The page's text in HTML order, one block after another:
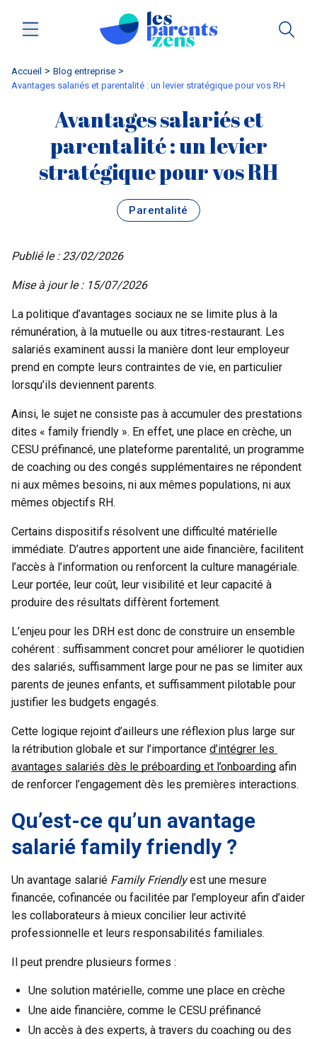
Accueil
blog entreprise
Avantages salariés et parentalité : un levier stratégique pour vos RH
Avantages salariés et
parentalité : un levier
stratégique pour vos RH
Parentalité
Publié le : 23/02/2026
Mise à jour le : 15/07/2026
La politique d’avantages sociaux ne se limite plus à la
rémunération, à la mutuelle ou aux titres-restaurant. Les
salariés examinent aussi la manière dont leur employeur
prend en compte leurs contraintes de vie, en particulier
lorsqu’ils deviennent parents.
Ainsi, le sujet ne consiste pas à accumuler des prestations
dites « family friendly ». En effet, une place en crèche, un
CESU préfinancé, une plateforme parentalité, un programme
de coaching ou des congés supplémentaires ne répondent
ni aux mêmes besoins, ni aux mêmes populations, ni aux
mêmes objectifs RH.
Certains dispositifs résolvent une difficulté matérielle
immédiate. D’autres apportent une aide financière, facilitent
l’accès à l’information ou renforcent la culture managériale.
Leur portée, leur coût, leur visibilité et leur capacité à
produire des résultats diffèrent fortement.
L’enjeu pour les DRH est donc de construire un ensemble
cohérent : suffisamment concret pour améliorer le quotidien
des salariés, suffisamment large pour ne pas se limiter aux
parents de jeunes enfants, et suffisamment pilotable pour
justifier les budgets engagés.
Cette logique rejoint d’ailleurs une réflexion plus large sur
la rétribution globale et sur l’importance d’intégrer les
avantages salariés dès le préboarding et l’onboarding afin
de renforcer l’engagement dès les premières interactions.
Qu’est-ce qu’un avantage
salarié family friendly ?
Un avantage salarié Family Friendlyest une mesure
financée, cofinancée ou facilitée par l’employeur afin d’aider
les collaborateurs à mieux concilier leur activité
professionnelle et leurs responsabilités familiales.
Il peut prendre plusieurs formes :
Une solution matérielle, comme une place en crèche
Une aide financière, comme le CESU préfinancé
Un accès à des experts, à travers du coaching ou des